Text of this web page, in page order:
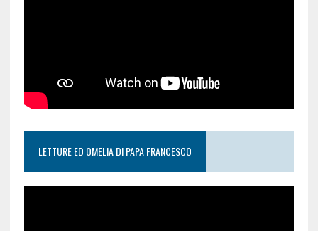
LETTURE ED OMELIA DI PAPA FRANCESCO